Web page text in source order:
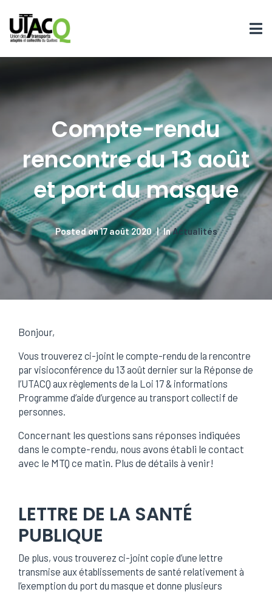
Compte-rendu
rencontre du 13 août
et port du masque
Posted on17 août 2020 InActualités
Bonjour,
Vous trouverez ci-joint le compte-rendu de la rencontre
par visioconférence du 13 août dernier sur la Réponse de
l’UTACQ aux règlements de la Loi 17 & informations
Programme d’aide d’urgence au transport collectif de
personnes.
Concernant les questions sans réponses indiquées
dans le compte-rendu, nous avons établi le contact
avec le MTQ ce matin. Plus de détails à venir!
LETTRE DE LA SANTÉ
PUBLIQUE
De plus, vous trouverez ci-joint copie d’une lettre
transmise aux établissements de santé relativement à
l’exemption du port du masque et donne plusieurs